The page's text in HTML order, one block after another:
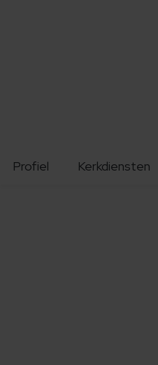
Profiel Kerkdiensten